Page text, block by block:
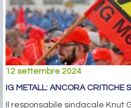
12 settembre 2024
IG METALL: ANCORA CRITICHE
Il responsabile sindacale